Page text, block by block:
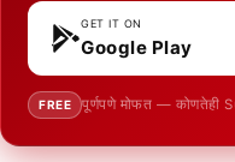
GET IT ON
Google Play
FREE पूर्णपणे मोफत — कोणतेही